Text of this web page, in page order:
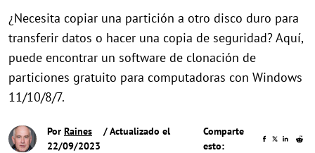
¿Necesita copiar una partición a otro disco duro para
transferir datos o hacer una copia de seguridad? Aquí,
puede encontrar un software de clonación de
particiones gratuito para computadoras con Windows
11/10/8/7.
Por Raines
/ Actualizado el
22/09/2023
Comparte
esto: